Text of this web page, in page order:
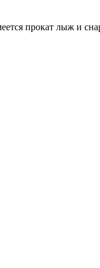
прокат лыж и